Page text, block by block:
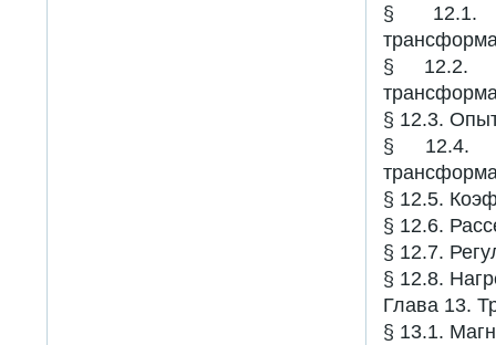
§ 12.1.
§ 12.2.
§ 12.3.
§ 12.4.
§ 12.5.
§ 12.6.
§ 12.7.
§ 12.8.
Глава 13.
§ 13.1.